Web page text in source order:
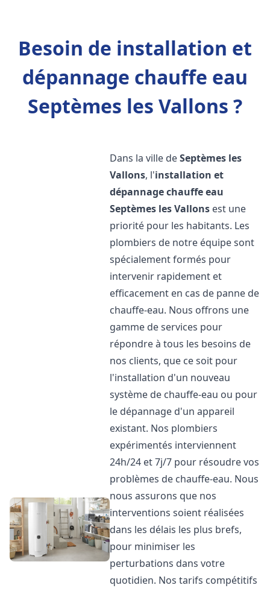
Besoin de installation et
dépannage chauffe eau
Septèmes les Vallons ?
Dans la ville deSeptèmes les
Vallons, l'installation et
dépannage chauffe eau
Septèmes les Vallons est une
priorité pour les habitants. Les
plombiers de notre équipe sont
spécialement formés pour
intervenir rapidement et
efficacement en cas de panne de
chauffe-eau. Nous offrons une
gamme de services pour
répondre à tous les besoins de
nos clients, que ce soit pour
l'installation d'un nouveau
système de chauffe-eau ou pour
le dépannage d'un appareil
existant. Nos plombiers
expérimentés interviennent
24h/24 et 7j/7 pour résoudre vos
problèmes de chauffe-eau. Nous
nous assurons que nos
interventions soient réalisées
dans les délais les plus brefs,
pour minimiser les
perturbations dans votre
quotidien. Nos tarifs compétitifs